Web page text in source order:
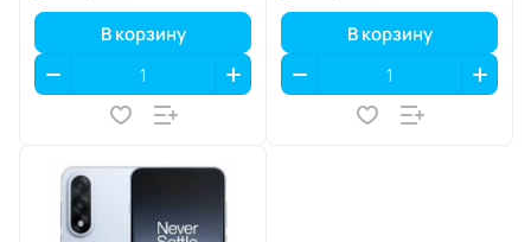
В корзину В корзину